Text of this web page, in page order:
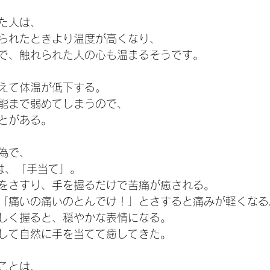
人は、
れたときより温度が高くなり、
、触れられた人の心も温まるそうです。
て体温が低下する。
まで弱めてしまうので、
がある。
で、
「手当て」。
さすり、手を握るだけで苦痛が癒される。
痛いの痛いのとんでけ！」とさすると痛みが軽くな
く握ると、穏やかな表情になる。
て自然に手を当てて癒してきた。
とは、